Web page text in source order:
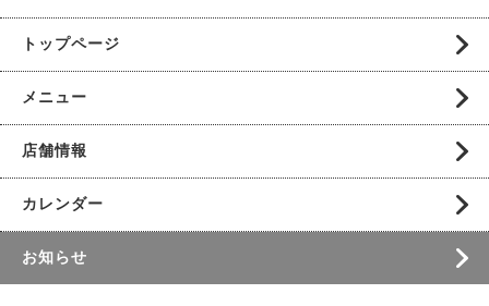
トップページ
メニュー
店舗情報
カレンダー
お知らせ